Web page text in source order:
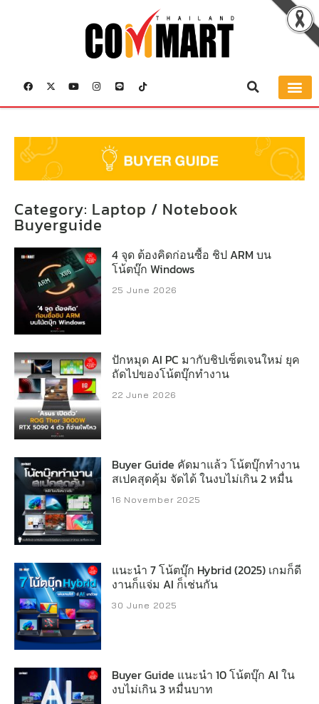
Category: Laptop / Notebook
Buyerguide
4 จุด ต้องคิดก่อนซื้อ ชิป ARM บน
โน้ตบุ๊ก Windows
25 June 2026
ปักหมุด AI PC มากับชิปเซ็ตเจนใหม่ ยุค
ถัดไปของโน้ตบุ๊กทำงาน
22 June 2026
Buyer Guide คัดมาแล้ว โน้ตบุ๊กทำงาน
สเปคสุดคุ้ม จัดได้ ในงบไม่เกิน 2 หมื่น
16 November 2025
แนะนำ 7 โน้ตบุ๊ก Hybrid (2025) เกมก็ดี
งานก็แจ่ม AI ก็เช่นกัน
30 June 2025
Buyer Guide แนะนำ 10 โน้ตบุ๊ก AI ใน
งบไม่เกิน 3 หมื่นบาท